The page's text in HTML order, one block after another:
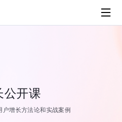
公开课
增长方法论和实战案例